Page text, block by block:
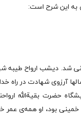
به این شرح است:
شد. دیشب ارواح
آرزوی شهادت در
حضرت بقیةالله
بود، او همه‌ی عمر